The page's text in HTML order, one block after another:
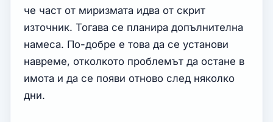
че част от миризмата идва от скрит
източник. Тогава се планира допълнителна
намеса. По-добре е това да се установи
навреме, отколкото проблемът да остане в
имота и да се появи отново след няколко
дни.